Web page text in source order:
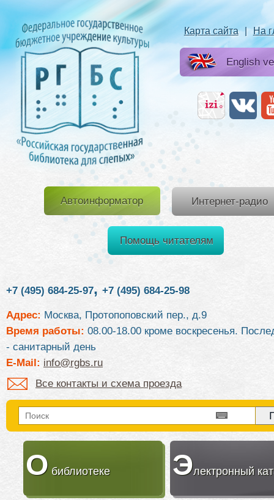
Карта сайта | На
English
Автоинформатор Интернет-радио
Помощь читателям
+7 (495) 684-25-97, +7 (495) 684-25-98
Адрес: Москва, Протопоповский пер., д.9
Время работы: 08.00-18.00 кроме воскресенья.
- санитарный день
E-Mail: info@rgbs.ru
Все контакты и схема проезда
О библиотеке Электронный